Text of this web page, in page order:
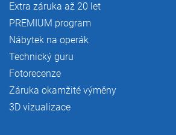
Extra záruka až 20 let
PREMIUM program
Nábytek na operák
Technický guru
Fotorecenze
Záruka okamžité výměny
3D vizualizace